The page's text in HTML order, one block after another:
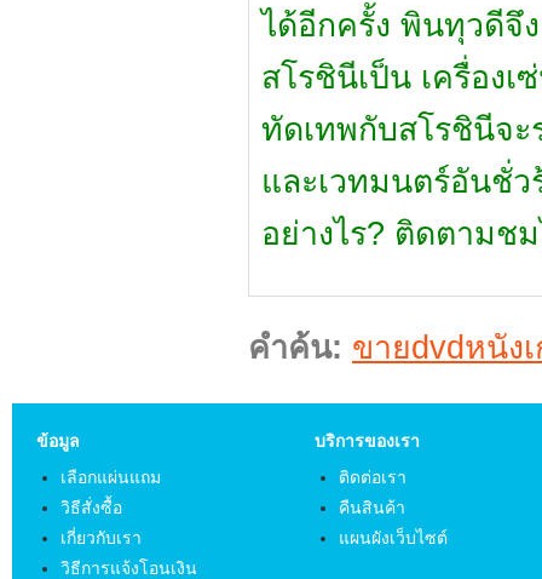
ได้อีกครั้ง พินทุวดีจึ
สโรชินีเป็น เครื่อง
ทัดเทพกับสโรชินีจ
และเวทมนตร์อันชั่
อย่างไร? ติดตามช
คำค้น: ขายdvdหนัง
ข้อมูล
เลือกแผ่นแถม
วิธีสั่งซื้อ
เกี่ยวกับเรา
วิธีการแจ้งโอนเงิน
บริการของเรา
ติดต่อเรา
คืนสินค้า
แผนผังเว็บไซต์